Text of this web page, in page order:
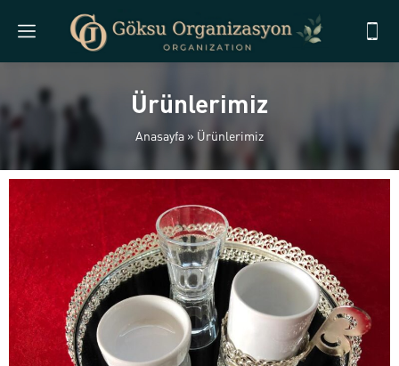
Ürünlerimiz
Anasayfa» Ürünlerimiz